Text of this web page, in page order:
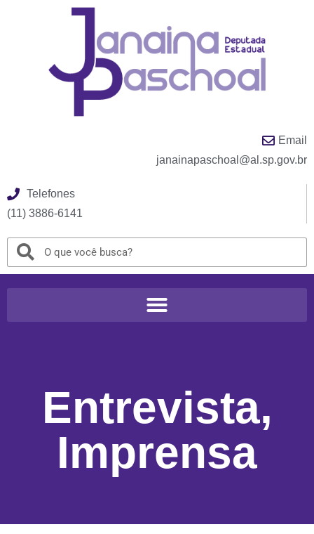
Email
janainapaschoal@al.sp.gov.br
Telefones
(11) 3886-6141
Entrevista,
Imprensa